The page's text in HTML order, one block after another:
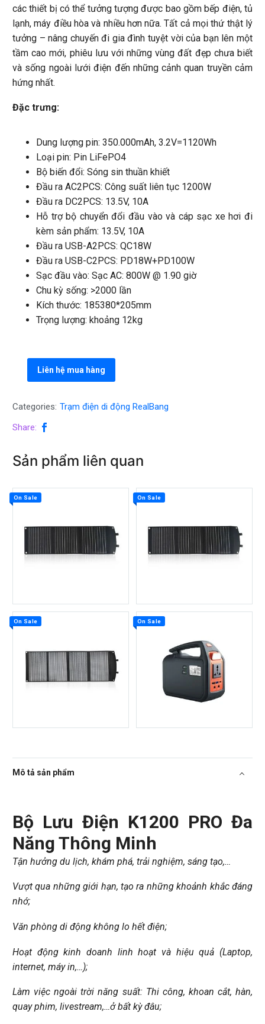
các thiết bị có thể tưởng tượng được bao gồm bếp điện, tủ
lạnh, máy điều hòa và nhiều hơn nữa. Tất cả mọi thứ thật lý
tưởng – nâng chuyến đi gia đình tuyệt vời của bạn lên một
tầm cao mới, phiêu lưu với những vùng đất đẹp chưa biết
và sống ngoài lưới điện đến những cảnh quan truyền cảm
hứng nhất.
Đặc trưng:
Dung lượng pin: 350.000mAh, 3.2V=1120Wh
Loại pin: Pin LiFePO4
Bộ biến đổi: Sóng sin thuần khiết
Đầu ra AC2PCS: Công suất liên tục 1200W
Đầu ra DC2PCS: 13.5V, 10A
Hỗ trợ bộ chuyển đổi đầu vào và cáp sạc xe hơi đi
kèm sản phẩm: 13.5V, 10A
Đầu ra USB-A2PCS: QC18W
Đầu ra USB-C2PCS: PD18W+PD100W
Sạc đầu vào: Sạc AC: 800W @ 1.90 giờ
Chu kỳ sống: >2000 lần
Kích thước: 185380*205mm
Trọng lượng: khoảng 12kg
Liên hệ mua hàng
Categories: Trạm điện di động RealBang
Share:
Sản phẩm liên quan
On Sale On Sale
On Sale On Sale
Mô tả sản phẩm
Bộ Lưu Điện K1200 PRO Đa
Năng Thông Minh
Tận hưởng du lịch, khám phá, trải nghiệm, sáng tạo,…
Vượt qua những giới hạn, tạo ra những khoảnh khắc đáng
nhớ;
Văn phòng di động không lo hết điện;
Hoạt động kinh doanh linh hoạt và hiệu quả (Laptop,
internet, máy in,…);
Làm việc ngoài trời năng suất: Thi công, khoan cắt, hàn,
quay phim, livestream,…ở bất kỳ đâu;